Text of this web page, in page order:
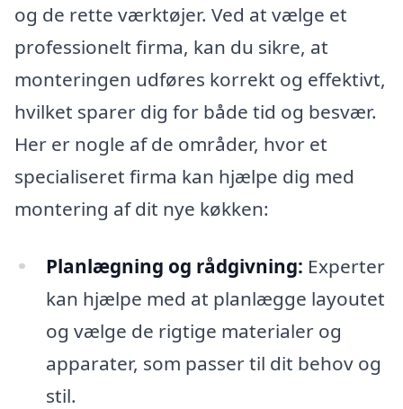
og de rette værktøjer. Ved at vælge et
professionelt firma, kan du sikre, at
monteringen udføres korrekt og effektivt,
hvilket sparer dig for både tid og besvær.
Her er nogle af de områder, hvor et
specialiseret firma kan hjælpe dig med
montering af dit nye køkken:
Planlægning og rådgivning: Experter
kan hjælpe med at planlægge layoutet
og vælge de rigtige materialer og
apparater, som passer til dit behov og
stil.